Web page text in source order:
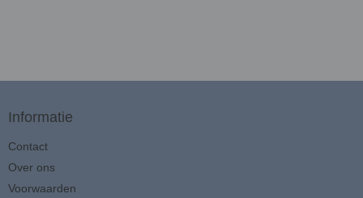
Informatie
Contact
Over ons
Voorwaarden